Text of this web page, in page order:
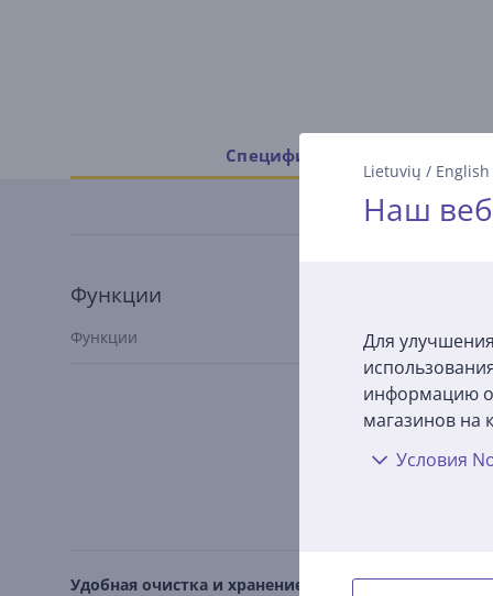
Lietuvių / English
Наш
Для
информацию о
магазинов на
Условия
Спецификация
Функции
Функции
воздухом
Удобная очистка и хранение